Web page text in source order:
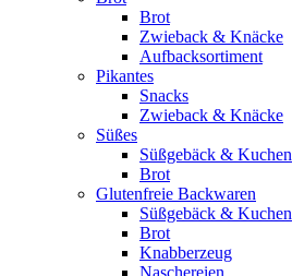
Brot
Zwieback & Knäcke
Aufbacksortiment
Pikantes
Snacks
Zwieback & Knäcke
Süßes
Süßgebäck & Kuchen
Brot
Glutenfreie Backwaren
Süßgebäck & Kuchen
Brot
Knabberzeug
Naschereien